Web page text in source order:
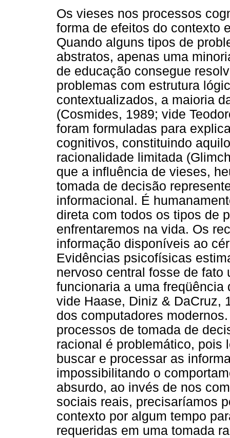
Os vieses nos processos
forma de efeitos do contexto
Quando alguns tipos de
abstratos, apenas uma
de educação consegue
problemas com estrutura
contextualizados, a maioria
(Cosmides, 1989; vide
foram formuladas para
cognitivos, constituindo
racionalidade limitada
que a influência de vieses,
tomada de decisão
informacional. É
direta com todos os tipos de
enfrentaremos na vida. Os
informação disponíveis ao
Evidências psicofísicas
nervoso central fosse de fato
funcionaria a uma
vide Haase, Diniz & DaCruz,
dos computadores
processos de tomada de
racional é problemático, pois
buscar e processar as
impossibilitando o
absurdo, ao invés de nos
sociais reais, precisaríamos
contexto por algum tempo
requeridas em uma tomada